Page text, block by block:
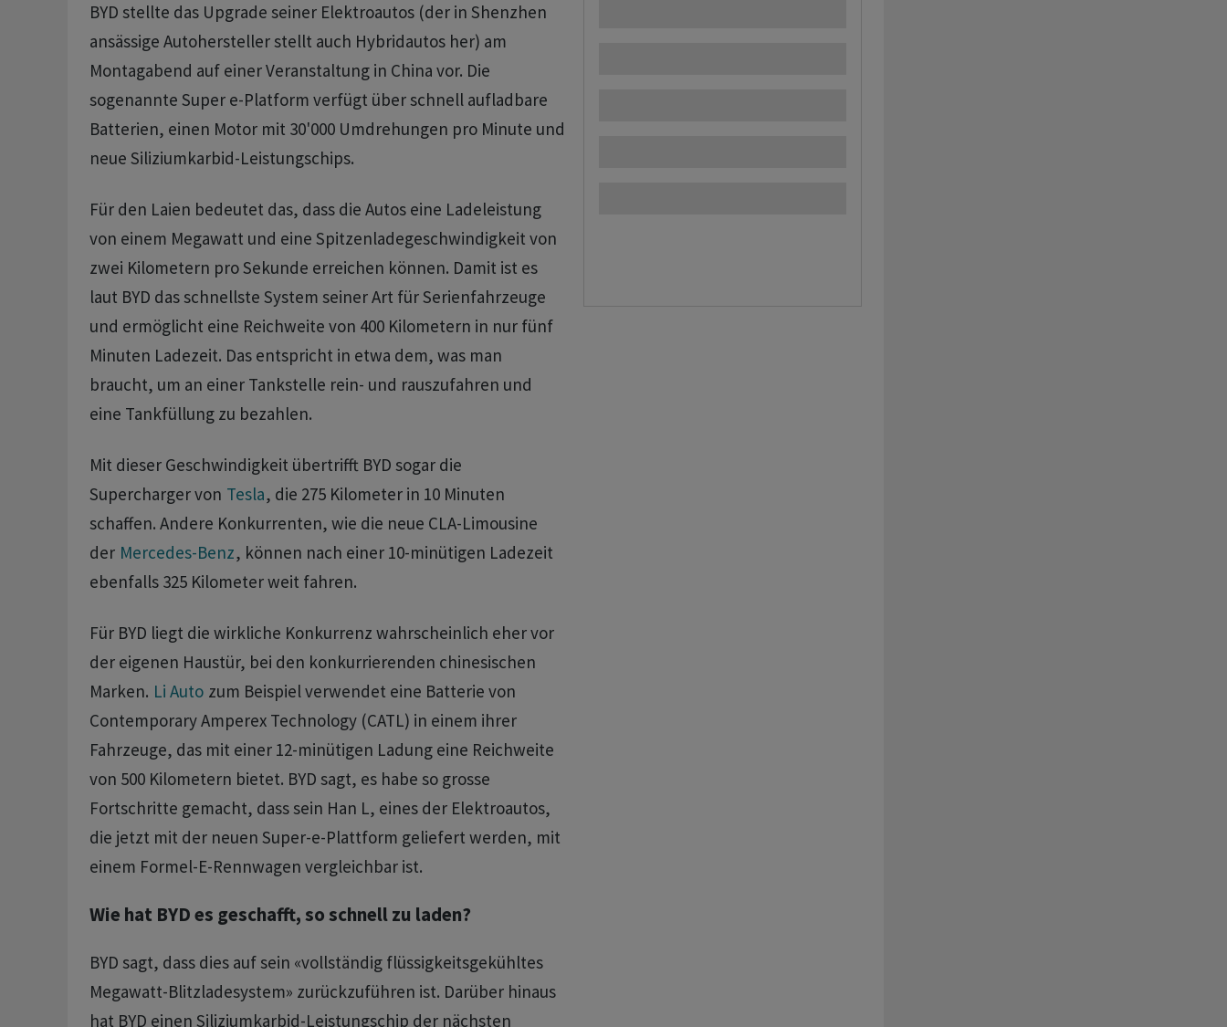
BYD stellte das Upgrade seiner Elektroautos (der in Shenzhen
ansässige Autohersteller stellt auch Hybridautos her) am
Montagabend auf einer Veranstaltung in China vor. Die
sogenannte Super e-Platform verfügt über schnell aufladbare
Batterien, einen Motor mit 30'000 Umdrehungen pro Minute und
neue Siliziumkarbid-Leistungschips.
Für den Laien bedeutet das, dass die Autos eine Ladeleistung
von einem Megawatt und eine Spitzenladegeschwindigkeit von
zwei Kilometern pro Sekunde erreichen können. Damit ist es
laut BYD das schnellste System seiner Art für Serienfahrzeuge
und ermöglicht eine Reichweite von 400 Kilometern in nur fünf
Minuten Ladezeit. Das entspricht in etwa dem, was man
braucht, um an einer Tankstelle rein- und rauszufahren und
eine Tankfüllung zu bezahlen.
Mit dieser Geschwindigkeit übertrifft BYD sogar die
Supercharger von Tesla, die 275 Kilometer in 10 Minuten
schaffen. Andere Konkurrenten, wie die neue CLA-Limousine
der Mercedes-Benz, können nach einer 10-minütigen Ladezeit
ebenfalls 325 Kilometer weit fahren.
Für BYD liegt die wirkliche Konkurrenz wahrscheinlich eher vor
der eigenen Haustür, bei den konkurrierenden chinesischen
Marken. Li Auto zum Beispiel verwendet eine Batterie von
Contemporary Amperex Technology (CATL) in einem ihrer
Fahrzeuge, das mit einer 12-minütigen Ladung eine Reichweite
von 500 Kilometern bietet. BYD sagt, es habe so grosse
Fortschritte gemacht, dass sein Han L, eines der Elektroautos,
die jetzt mit der neuen Super-e-Plattform geliefert werden, mit
einem Formel-E-Rennwagen vergleichbar ist.
Wie hat BYD es geschafft, so schnell zu laden?
BYD sagt, dass dies auf sein «vollständig flüssigkeitsgekühltes
Megawatt-Blitzladesystem» zurückzuführen ist. Darüber hinaus
hat BYD einen Siliziumkarbid-Leistungschip der nächsten